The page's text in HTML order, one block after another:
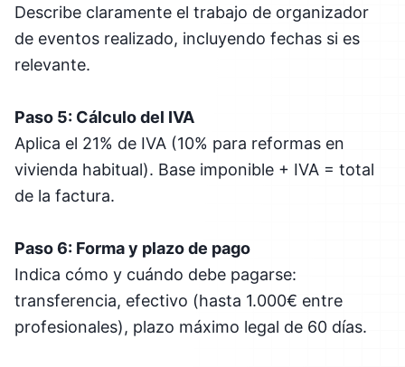
Describe claramente el trabajo de organizador
de eventos realizado, incluyendo fechas si es
relevante.
Paso 5: Cálculo del IVA
Aplica el 21% de IVA (10% para reformas en
vivienda habitual). Base imponible + IVA = total
de la factura.
Paso 6: Forma y plazo de pago
Indica cómo y cuándo debe pagarse:
transferencia, efectivo (hasta 1.000€ entre
profesionales), plazo máximo legal de 60 días.